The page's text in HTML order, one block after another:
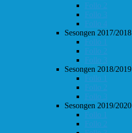
Follo 2
Follo 3
Follo 4
Sesongen 2017/2018
Follo 1
Follo 2
Follo 3
Sesongen 2018/2019
Follo 1
Follo 2
Follo 3
Sesongen 2019/2020
Follo 1
Follo 2